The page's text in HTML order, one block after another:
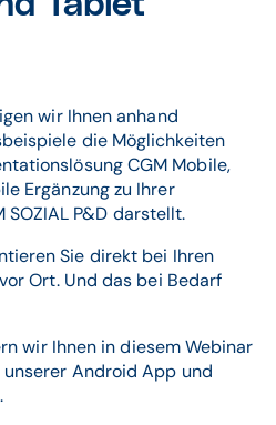
wir Ihnen anhand
die Möglichkeiten
CGM Mobile,
Ergänzung zu Ihrer
P&D darstellt.
Sie direkt bei Ihren
Ort. Und das bei Bedarf
wir Ihnen in diesem Webinar
Android App und